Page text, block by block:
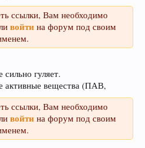
ссылки, Вам необходимо
войтина форум под своим
сильно гуляет.
активные вещества (ПАВ,
ссылки, Вам необходимо
войтина форум под своим